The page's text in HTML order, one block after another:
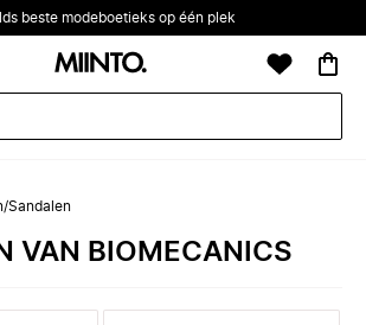
beste modeboetieks op één plek
/Sandalen
VAN BIOMECANICS